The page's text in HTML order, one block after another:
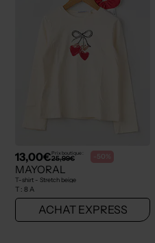
13,00€Prix boutique :
25,99€ -50%
MAYORAL
T-shirt - Stretch beige
T : 8 A
ACHAT EXPRESS